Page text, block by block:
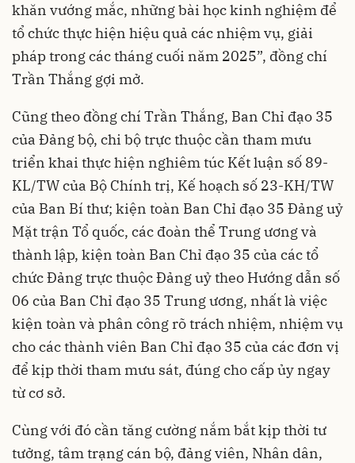
khăn vướng mắc, những bài học kinh nghiệm để
tổ chức thực hiện hiệu quả các nhiệm vụ, giải
pháp trong các tháng cuối năm 2025”, đồng chí
Trần Thắng gợi mở.
Cũng theo đồng chí Trần Thắng, Ban Chỉ đạo 35
của Đảng bộ, chi bộ trực thuộc cần tham mưu
triển khai thực hiện nghiêm túc Kết luận số 89-
KL/TW của Bộ Chính trị, Kế hoạch số 23-KH/TW
của Ban Bí thư; kiện toàn Ban Chỉ đạo 35 Đảng uỷ
Mặt trận Tổ quốc, các đoàn thể Trung ương và
thành lập, kiện toàn Ban Chỉ đạo 35 của các tổ
chức Đảng trực thuộc Đảng uỷ theo Hướng dẫn số
06 của Ban Chỉ đạo 35 Trung ương, nhất là việc
kiện toàn và phân công rõ trách nhiệm, nhiệm vụ
cho các thành viên Ban Chỉ đạo 35 của các đơn vị
để kịp thời tham mưu sát, đúng cho cấp ủy ngay
từ cơ sở.
Cùng với đó cần tăng cường nắm bắt kịp thời tư
tưởng, tâm trạng cán bộ, đảng viên, Nhân dân,